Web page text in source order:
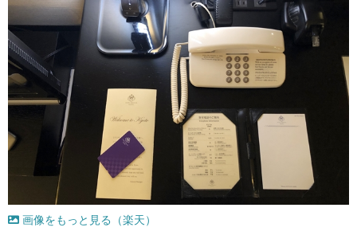
画像をもっと見る（楽天）